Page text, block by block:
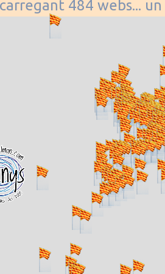
484 webs...